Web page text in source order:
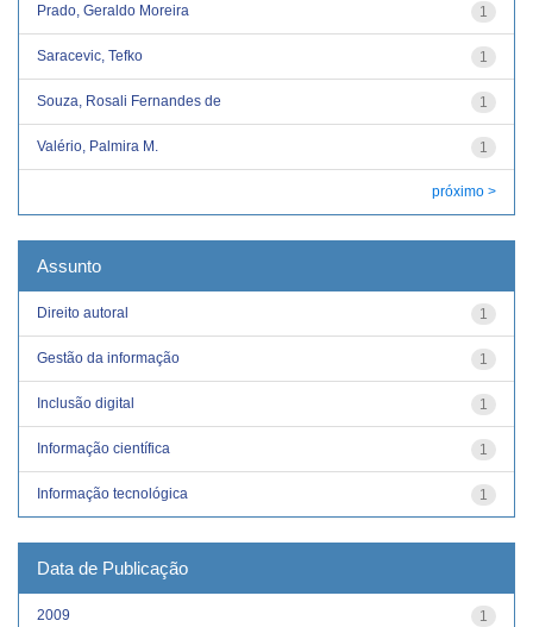
1
Prado, Geraldo Moreira
1
Saracevic, Tefko
1
Souza, Rosali Fernandes de
1
Valério, Palmira M.
próximo >
Assunto
1
Direito autoral
1
Gestão da informação
1
Inclusão digital
1
Informação científica
1
Informação tecnológica
Data de Publicação
1
2009